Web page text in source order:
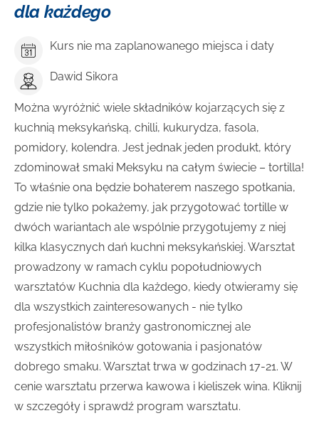
dla każdego
Kurs nie ma zaplanowanego miejsca i daty
Dawid Sikora
Można wyróżnić wiele składników kojarzących się z
kuchnią meksykańską, chilli, kukurydza, fasola,
pomidory, kolendra. Jest jednak jeden produkt, który
zdominował smaki Meksyku na całym świecie – tortilla!
To właśnie ona będzie bohaterem naszego spotkania,
gdzie nie tylko pokażemy, jak przygotować tortille w
dwóch wariantach ale wspólnie przygotujemy z niej
kilka klasycznych dań kuchni meksykańskiej. Warsztat
prowadzony w ramach cyklu popołudniowych
warsztatów Kuchnia dla każdego, kiedy otwieramy się
dla wszystkich zainteresowanych - nie tylko
profesjonalistów branży gastronomicznej ale
wszystkich miłośników gotowania i pasjonatów
dobrego smaku. Warsztat trwa w godzinach 17-21. W
cenie warsztatu przerwa kawowa i kieliszek wina. Kliknij
w szczegóły i sprawdź program warsztatu.